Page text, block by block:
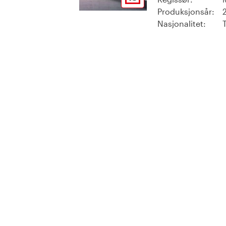
Produksjonsår:
Nasjonalitet: